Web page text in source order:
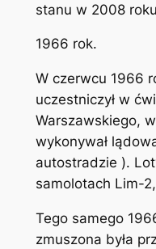
stanu w 2008
1966 rok.
W czerwcu 1966
uczestniczył w
Warszawskiego,
wykonywał
autostradzie ).
samolotach Lim-
Tego samego
zmuszona była